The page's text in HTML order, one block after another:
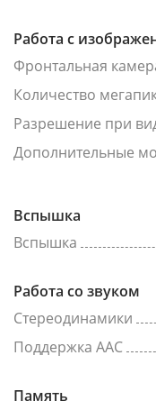
Работа с
Фронтальная
Количество
Разрешение при
Дополнительные
Вспышка
Вспышка
Работа со звуком
Стереодинамики
Поддержка AAC
Память